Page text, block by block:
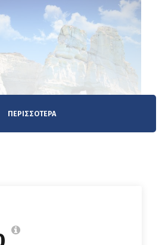
πρωί στις 09:00 στον
ΠΕΡΙΣΣΌΤΕΡΑ